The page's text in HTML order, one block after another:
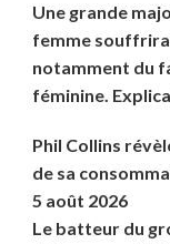
Une grande
femme
notamment du
féminine.
Phil Collins
de sa
5 août 2026
Le batteur du